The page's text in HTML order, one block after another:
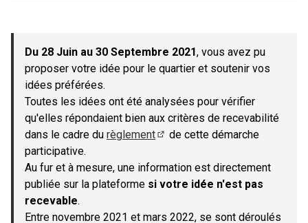
−
Du 28 Juin au 30 Septembre 2021, vous avez pu
proposer votre idée pour le quartier et soutenir vos
idées préférées.
Toutes les idées ont été analysées pour vérifier
qu'elles répondaient bien aux critères de recevabilité
dans le cadre du règlement
de cette démarche
participative.
Au fur et à mesure, une information est directement
publiée sur la plateforme si votre idée n'est pas
recevable.
Entre novembre 2021 et mars 2022, se sont déroulés